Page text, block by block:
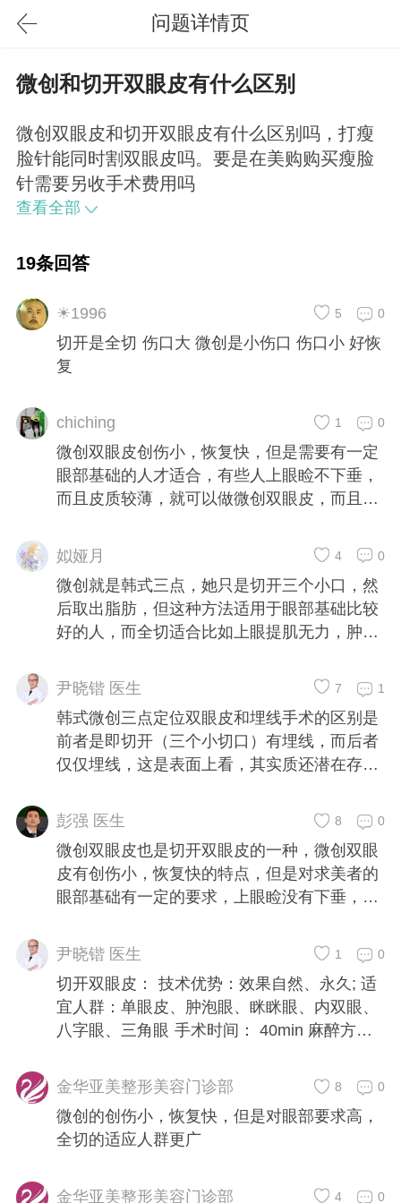
问题详情页
微创和切开双眼皮有什么区别
微创双眼皮和切开双眼皮有什么区别吗，打瘦
脸针能同时割双眼皮吗。要是在美购购买瘦脸
针需要另收手术费用吗
查看全部
19条回答
☀1996 0
5
切开是全切 伤口大 微创是小伤口 伤口小 好恢
复
chiching 0
1
微创双眼皮创伤小，恢复快，但是需要有一定
眼部基础的人才适合，有些人上眼睑不下垂，
而且皮质较薄，就可以做微创双眼皮，而且有
睑提肌加双眼皮手术。我是属于肿泡眼，上眼
睑还无力，我做不了微创双眼皮。
姒娅月 0
4
微创就是韩式三点，她只是切开三个小口，然
后取出脂肪，但这种方法适用于眼部基础比较
好的人，而全切适合比如上眼提肌无力，肿眼
尹晓锴 医生
1
7
韩式微创三点定位双眼皮和埋线手术的区别是
前者是即切开（三个小切口）有埋线，而后者
仅仅埋线，这是表面上看，其实质还潜在存在
问题，由于有切口。而埋线则不能。
彭强 医生 0
8
微创双眼皮也是切开双眼皮的一种，微创双眼
皮有创伤小，恢复快的特点，但是对求美者的
眼部基础有一定的要求，上眼睑没有下垂，且
尹晓锴 医生
0
1
切开双眼皮： 技术优势：效果自然、永久; 适
宜人群：单眼皮、肿泡眼、眯眯眼、内双眼、
八字眼、三角眼 手术时间： 40min 麻醉方
天左右 埋线双眼皮 技术优势： 无切口;无痕
迹、效果自然;手术及恢复时间短 适宜人群：
眼睛皮肤比较薄，没有臃肿的组织肥厚的人
群。 手术时间：30min左右 麻醉方法：局部麻
结：直观一点就是切开双眼皮适用范围更广、
金华亚美整形美容门诊部 0
8
微创的创伤小，恢复快，但是对眼部要求高，
全切的适应人群更广
金华亚美整形美容门诊部 0
4